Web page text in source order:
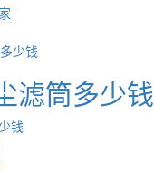
滤筒多少钱
钱